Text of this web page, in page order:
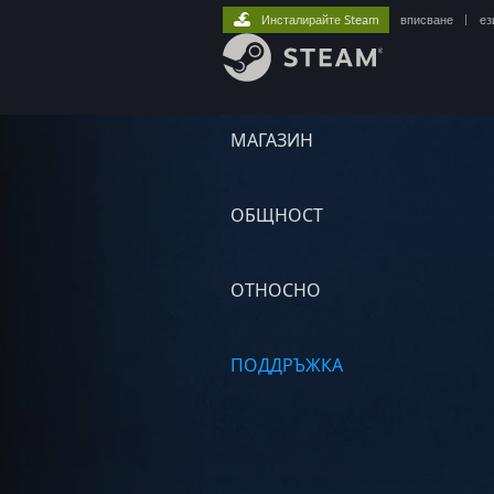
МАГАЗИН
ОБЩНОСТ
ОТНОСНО
ПОДДРЪЖКА
Инсталирайте Steam вписване